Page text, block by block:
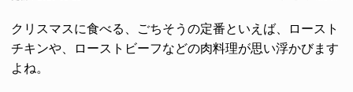
クリスマスに食べる、ごちそうの定番といえば、ロースト
チキンや、ローストビーフなどの肉料理が思い浮かびます
よね。